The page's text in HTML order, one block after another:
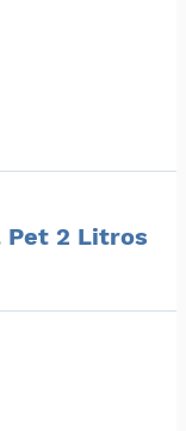
Pet 2 Litros